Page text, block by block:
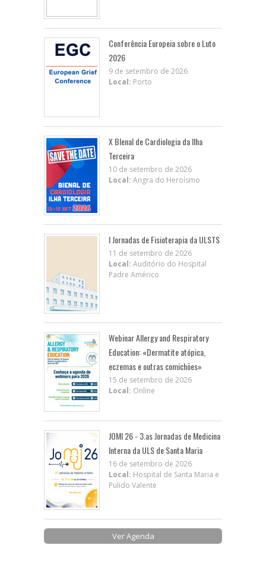
Conferência Europeia sobre o Luto
2026
9 de setembro de 2026
Local: Porto
X BIenal de Cardiologia da Ilha
Terceira
10 de setembro de 2026
Local: Angra do Heroísmo
I Jornadas de Fisioterapia da ULSTS
11 de setembro de 2026
Local: Auditório do Hospital
Padre Américo
Webinar Allergy and Respiratory
Education: «Dermatite atópica,
eczemas e outras comichões»
15 de setembro de 2026
Local: Online
JOMI 26 - 3.as Jornadas de Medicina
Interna da ULS de Santa Maria
16 de setembro de 2026
Local: Hospital de Santa Maria e
Pulido Valente
Ver Agenda